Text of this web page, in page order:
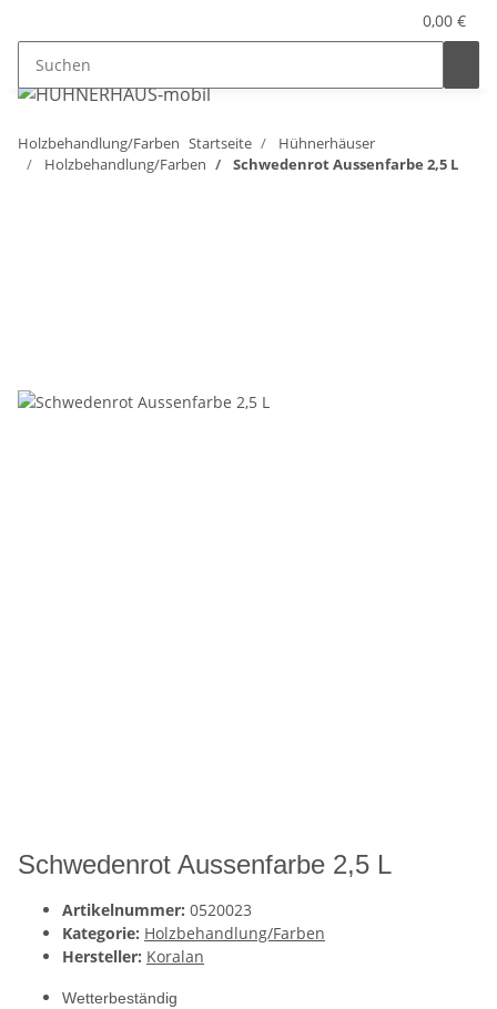
0,00 €
Holzbehandlung/Farben Startseite
Hühnerhäuser
Holzbehandlung/Farben
Schwedenrot Aussenfarbe 2,5 L
Schwedenrot Aussenfarbe 2,5 L
Artikelnummer: 0520023
Kategorie: Holzbehandlung/Farben
Hersteller: Koralan
Wetterbeständig